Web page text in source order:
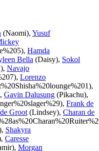
(Naomi), Yusuf
Hamda
Bella (Daisy), Sokol
Navajo
Lorenzo
Gavin Dalusung (Pikachu),
Frank de
Groot (Lindsey), Charan de
Shakyra
Caresse
Morgan